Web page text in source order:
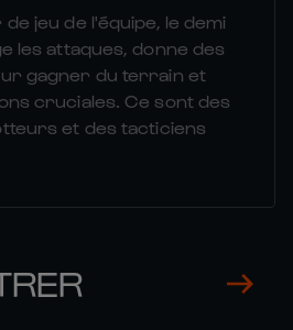
jeu de l'équipe, le demi
les attaques, donne des
gagner du terrain et
cruciales. Ce sont des
et des tacticiens